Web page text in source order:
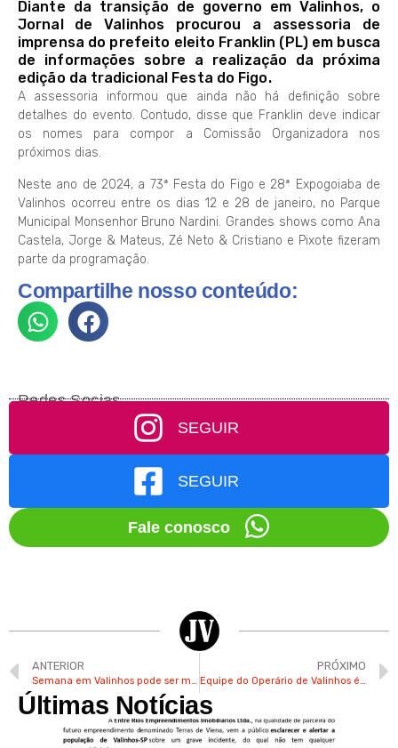
Diante da transição de governo em Valinhos, o
Jornal de Valinhos procurou a assessoria de
imprensa do prefeito eleito Franklin (PL) em busca
de informações sobre a realização da próxima
edição da tradicional Festa do Figo.
A assessoria informou que ainda não há definição sobre
detalhes do evento. Contudo, disse que Franklin deve indicar
os nomes para compor a Comissão Organizadora nos
próximos dias.
Neste ano de 2024, a 73ª Festa do Figo e 28ª Expogoiaba de
Valinhos ocorreu entre os dias 12 e 28 de janeiro, no Parque
Municipal Monsenhor Bruno Nardini. Grandes shows como Ana
Castela, Jorge & Mateus, Zé Neto & Cristiano e Pixote fizeram
parte da programação.
Compartilhe nosso conteúdo:
Redes Socias
SEGUIR
SEGUIR
Fale conosco
ANTERIOR
Semana em Valinhos pode ser marcada por dias chuvosos e mínima de até 19°C
PRÓXIMO
Equipe do Operário de Valinhos é vice-campeã estadual de bocha
Últimas Notícias